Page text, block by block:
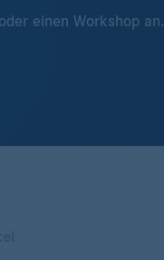
einen Workshop an.